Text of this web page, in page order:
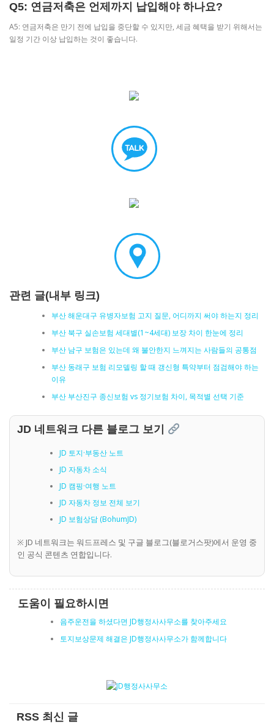
Q5: 연금저축은 언제까지 납입해야 하나요?
A5: 연금저축은 만기 전에 납입을 중단할 수 있지만, 세금 혜택을 받기 위해서는
일정 기간 이상 납입하는 것이 좋습니다.
관련 글(내부 링크)
부산 해운대구 유병자보험 고지 질문, 어디까지 써야 하는지 정리
부산 북구 실손보험 세대별(1~4세대) 보장 차이 한눈에 정리
부산 남구 보험은 있는데 왜 불안한지 느껴지는 사람들의 공통점
부산 동래구 보험 리모델링 할 때 갱신형 특약부터 점검해야 하는
이유
부산 부산진구 종신보험 vs 정기보험 차이, 목적별 선택 기준
JD 네트워크 다른 블로그 보기
JD 토지·부동산 노트
JD 자동차 소식
JD 캠핑·여행 노트
JD 자동차 정보 전체 보기
JD 보험상담 (BohumJD)
※ JD 네트워크는 워드프레스 및 구글 블로그(블로거스팟)에서 운영 중
인 공식 콘텐츠 연합입니다.
도움이 필요하시면
음주운전을 하셨다면 JD행정사사무소를 찾아주세요
토지보상문제 해결은 JD행정사사무소가 함께합니다
RSS 최신 글